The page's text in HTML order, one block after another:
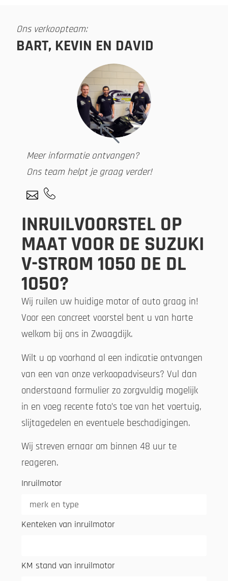
Ons verkoopteam:
BART, KEVIN EN DAVID
Meer informatie ontvangen?
Ons team helpt je graag verder!
INRUILVOORSTEL OP
MAAT VOOR DE SUZUKI
V-STROM 1050 DE DL
1050?
Wij ruilen uw huidige motor of auto graag in!
Voor een concreet voorstel bent u van harte
welkom bij ons in Zwaagdijk.
Wilt u op voorhand al een indicatie ontvangen
van een van onze verkoopadviseurs? Vul dan
onderstaand formulier zo zorgvuldig mogelijk
in en voeg recente foto’s toe van het voertuig,
slijtagedelen en eventuele beschadigingen.
Wij streven ernaar om binnen 48 uur te
reageren.
Inruilmotor
Kenteken van inruilmotor
KM stand van inruilmotor